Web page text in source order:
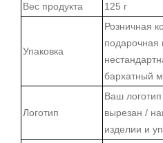
Вес продукта
125 г
Упаковка
Розничная
подарочная
бархатный
Логотип
Ваш
вырезан /
изделии и